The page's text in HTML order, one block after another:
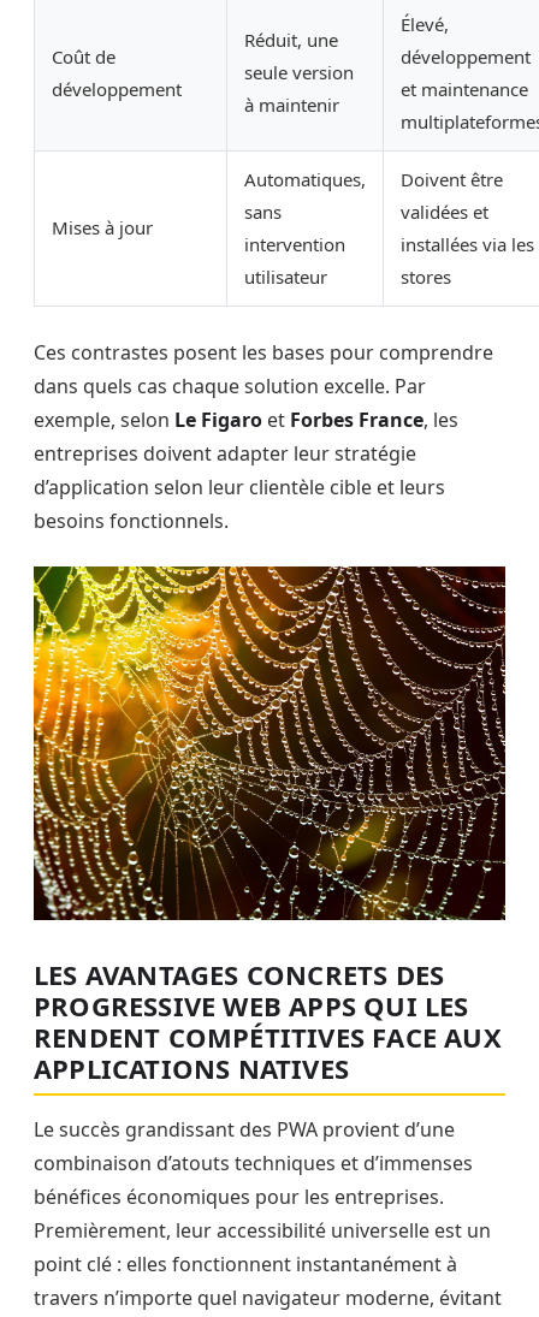
Coût de
développement
Réduit, une
seule version
à maintenir
Élevé,
développement
et maintenance
Mises à jour
Automatiques,
sans
intervention
utilisateur
Doivent être
validées et
installées via les
stores
Ces contrastes posent les bases pour comprendre
dans quels cas chaque solution excelle. Par
exemple, selon Le Figaro et Forbes France, les
entreprises doivent adapter leur stratégie
d’application selon leur clientèle cible et leurs
besoins fonctionnels.
LES AVANTAGES CONCRETS DES
PROGRESSIVE WEB APPS QUI LES
RENDENT COMPÉTITIVES FACE AUX
APPLICATIONS NATIVES
Le succès grandissant des PWA provient d’une
combinaison d’atouts techniques et d’immenses
bénéfices économiques pour les entreprises.
Premièrement, leur accessibilité universelle est un
point clé : elles fonctionnent instantanément à
travers n’importe quel navigateur moderne, évitant